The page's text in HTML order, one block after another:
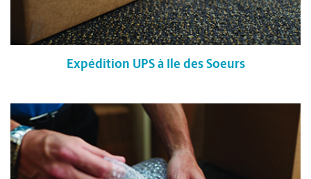
Expédition UPS à Ile des Soeurs